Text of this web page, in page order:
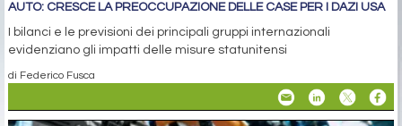
AUTO: CRESCE LA PREOCCUPAZIONE DELLE CASE PER I DAZI USA
I bilanci e le previsioni dei principali gruppi internazionali
evidenziano gli impatti delle misure statunitensi
di Federico Fusca